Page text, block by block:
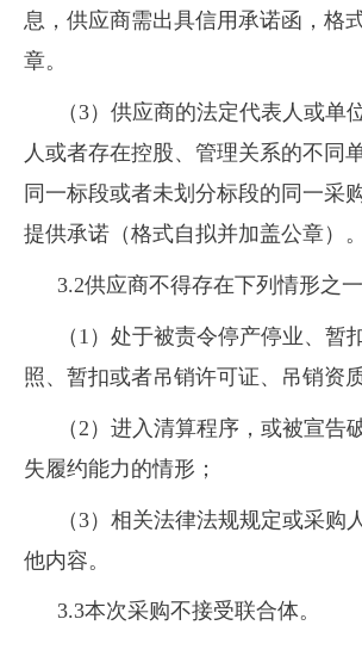
息，供应商需出具信用承诺函，格
章。
（3） 供应商的法定代表人或单
人或者存在控股、管理关系的不同
同一标段或者未划分标段的同一采
提供承诺（格式自拟并加盖公章）。
3.2供应商不得存在下列情形之一
（1）处于被责令停产停业、暂
照、暂扣或者吊销许可证、吊销资
（2）进入清算程序，或被宣告
失履约能力的情形；
（3）相关法律法规规定或采购
他内容。
3.3本次采购不接受联合体。